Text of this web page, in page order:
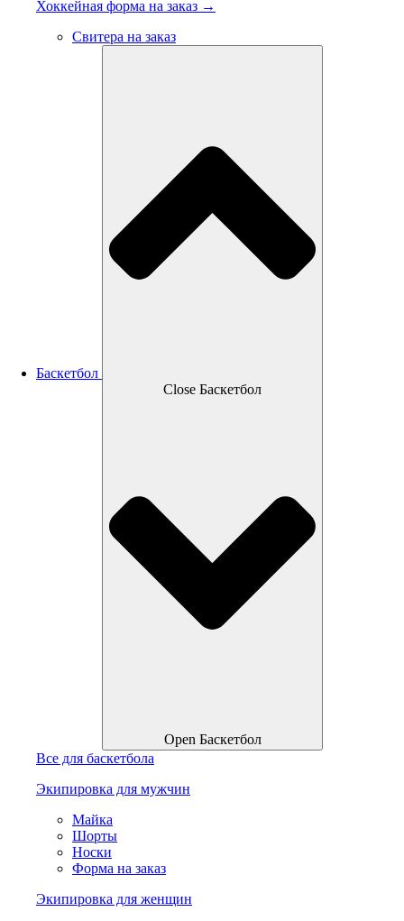
Хоккейная форма на заказ →
Свитера на заказ
Баскетбол
Close Баскетбол
Open Баскетбол
Все для баскетбола
Экипировка для мужчин
Майка
Шорты
Носки
Форма на заказ
Экипировка для женщин